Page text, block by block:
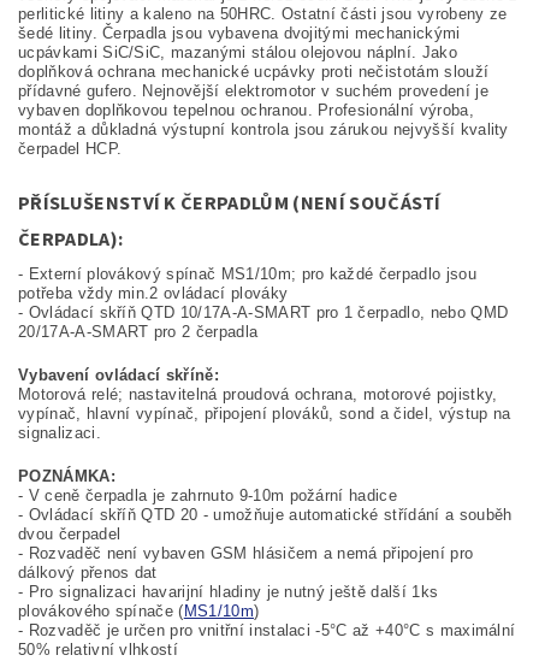
perlitické litiny a kaleno na 50HRC. Ostatní části jsou vyrobeny ze
šedé litiny. Čerpadla jsou vybavena dvojitými mechanickými
ucpávkami SiC/SiC, mazanými stálou olejovou náplní. Jako
doplňková ochrana mechanické ucpávky proti nečistotám slouží
přídavné gufero. Nejnovější elektromotor v suchém provedení je
vybaven doplňkovou tepelnou ochranou. Profesionální výroba,
montáž a důkladná výstupní kontrola jsou zárukou nejvyšší kvality
čerpadel HCP.
PŘÍSLUŠENSTVÍ K ČERPADLŮM (NENÍ SOUČÁSTÍ
ČERPADLA):
- Externí plovákový spínač MS1/10m; pro každé čerpadlo jsou
potřeba vždy min.2 ovládací plováky
- Ovládací skříňQTD 10/17A-A-SMART pro 1 čerpadlo, nebo QMD
20/17A-A-SMART pro 2 čerpadla
Vybavení ovládací skříně:
Motorová relé; nastavitelná proudová ochrana, motorové pojistky,
vypínač, hlavní vypínač, připojení plováků, sond a čidel, výstup na
signalizaci.
POZNÁMKA:
- V ceně čerpadla je zahrnuto 9-10m požární hadice
- Ovládací skříň QTD 20 - umožňuje automatické střídání a souběh
dvou čerpadel
- Rozvaděč není vybaven GSM hlásičem a nemá připojení pro
dálkový přenos dat
- Pro signalizaci havarijní hladiny je nutný ještě další 1ks
plovákového spínače ( MS1/10m)
- Rozvaděč je určen pro vnitřní instalaci -5°C až +40°C s maximální
50% relativní vlhkostí